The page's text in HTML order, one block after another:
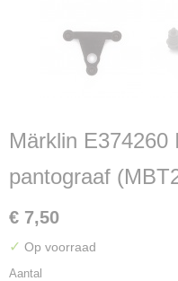
Märklin E374260
pantograaf
€ 7,50
✓ Op voorraad
Aantal